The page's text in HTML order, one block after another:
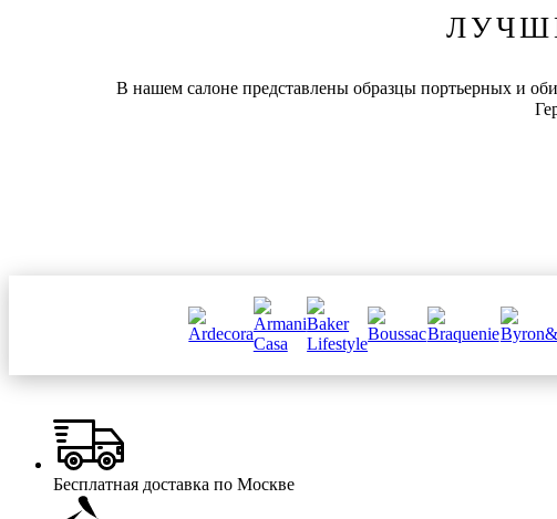
В нашем салоне представлены образцы портьерных и
Бесплатная доставка по Москве